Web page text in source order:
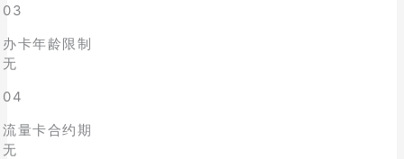
03
办卡年龄限制
无
04
流量卡合约期
无